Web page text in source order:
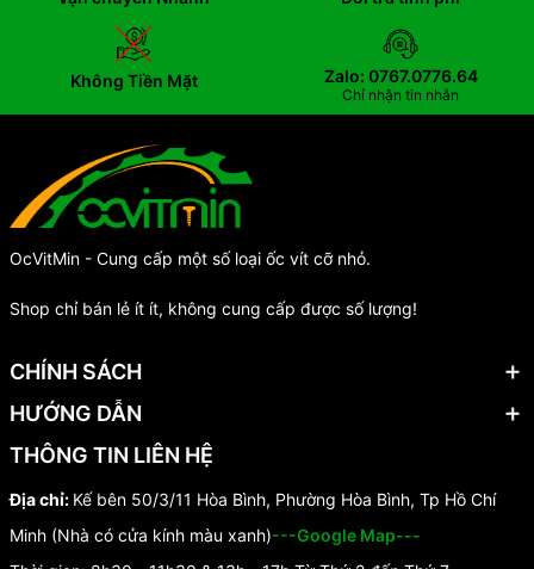
Không Tiền Mặt Zalo: 0767.0776.64
Chỉ nhận tin nhắn
OcVitMin - Cung cấp một số loại ốc vít cỡ nhỏ.
Shop chỉ bán lẻ ít ít, không cung cấp được số lượng!
CHÍNH SÁCH
HƯỚNG DẪN
THÔNG TIN LIÊN HỆ
Địa chỉ: Kế bên 50/3/11 Hòa Bình, Phường Hòa Bình, Tp Hồ Chí
Minh (Nhà có cửa kính màu xanh)---Google Map---